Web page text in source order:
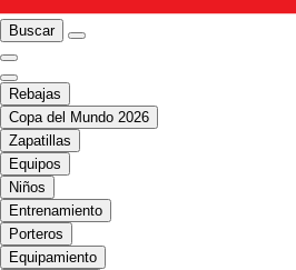
Buscar
Rebajas
Copa del Mundo 2026
Zapatillas
Equipos
Niños
Entrenamiento
Porteros
Equipamiento